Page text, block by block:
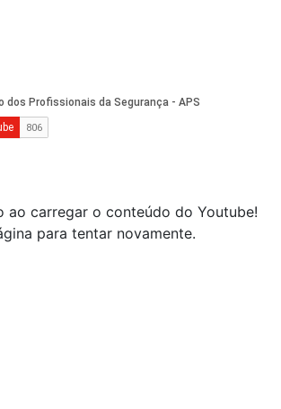
ao carregar o conteúdo do Youtube!
para tentar novamente.